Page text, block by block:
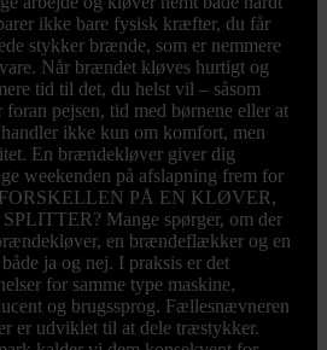
ikke bare fysisk kræfter, du får
stykker brænde, som er nemmere
Når brændet kløves hurtigt og
tid til det, du helst vil – såsom
foran pejsen, tid med børnene eller at
ikke kun om komfort, men
En brændekløver giver dig
weekenden på afslapning frem for
PÅ EN KLØVER,
Mange spørger, om der
en brændeflækker og en
ja og nej. I praksis er det
for samme type maskine,
og brugssprog. Fællesnævneren
er udviklet til at dele træstykker.